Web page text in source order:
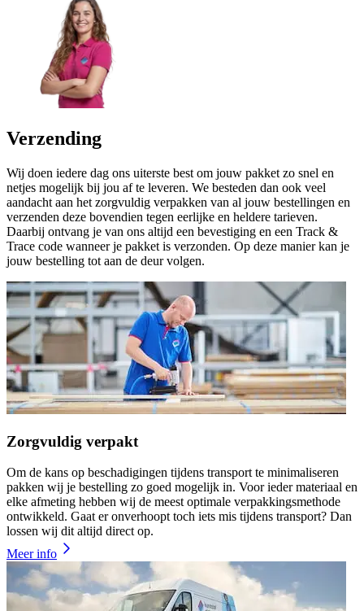
Verzending
Wij doen iedere dag ons uiterste best om jouw pakket zo snel en
netjes mogelijk bij jou af te leveren. We besteden dan ook veel
aandacht aan het zorgvuldig verpakken van al jouw bestellingen en
verzenden deze bovendien tegen eerlijke en heldere tarieven.
Daarbij ontvang je van ons altijd een bevestiging en een Track &
Trace code wanneer je pakket is verzonden. Op deze manier kan je
jouw bestelling tot aan de deur volgen.
Zorgvuldig verpakt
Om de kans op beschadigingen tijdens transport te minimaliseren
pakken wij je bestelling zo goed mogelijk in. Voor ieder materiaal en
elke afmeting hebben wij de meest optimale verpakkingsmethode
ontwikkeld. Gaat er onverhoopt toch iets mis tijdens transport? Dan
lossen wij dit altijd direct op.
Meer info